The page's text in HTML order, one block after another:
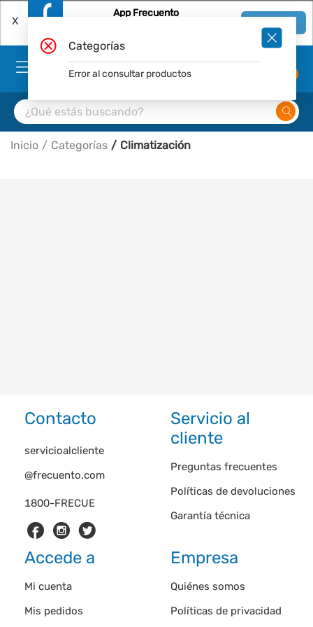
X
App Frecuento
Inicio Categorías Climatización
Contacto
1800-FRECUE
servicioalcliente
@frecuento.com
Servicio al
cliente
Preguntas frecuentes
Políticas de devoluciones
Garantía técnica
Accede a
Mi cuenta
Mis pedidos
Empresa
Quiénes somos
Políticas de privacidad
Categorías
Error al consultar productos